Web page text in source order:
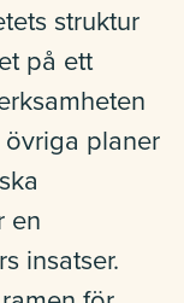
struktur
på ett
planer
en
insatser.